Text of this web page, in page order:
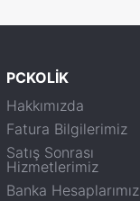
PCKOLİK
Hakkımızda
Fatura Bilgilerimiz
Satış Sonrası
Hizmetlerimiz
Banka Hesaplarımız